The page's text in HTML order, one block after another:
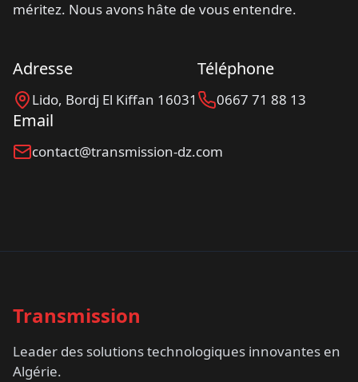
méritez. Nous avons hâte de vous entendre.
Adresse
Lido, Bordj El Kiffan 16031
Téléphone
0667 71 88 13
Email
contact@transmission-dz.com
Transmission
Leader des solutions technologiques innovantes en
Algérie.